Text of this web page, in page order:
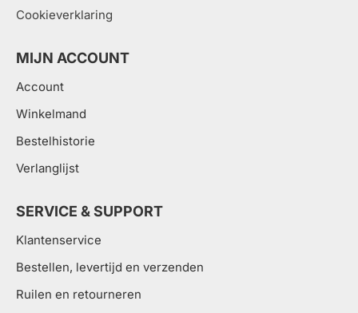
Cookieverklaring
MIJN ACCOUNT
Account
Winkelmand
Bestelhistorie
Verlanglijst
SERVICE & SUPPORT
Klantenservice
Bestellen, levertijd en verzenden
Ruilen en retourneren